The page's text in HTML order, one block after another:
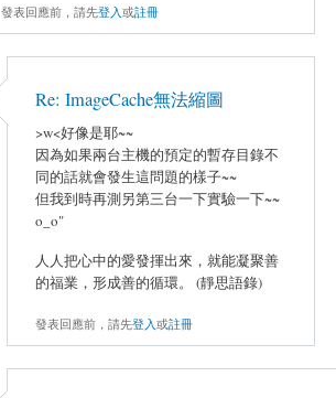
發表回應前，請先登入或註冊
Re: ImageCache無法縮圖
>w<好像是耶~~
因為如果兩台主機的預定的暫存目錄不
同的話就會發生這問題的樣子~~
但我到時再測另第三台一下實驗一下~~
o_o"
人人把心中的愛發揮出來，就能凝聚善
的福業，形成善的循環。 (靜思語錄)
發表回應前，請先登入或註冊